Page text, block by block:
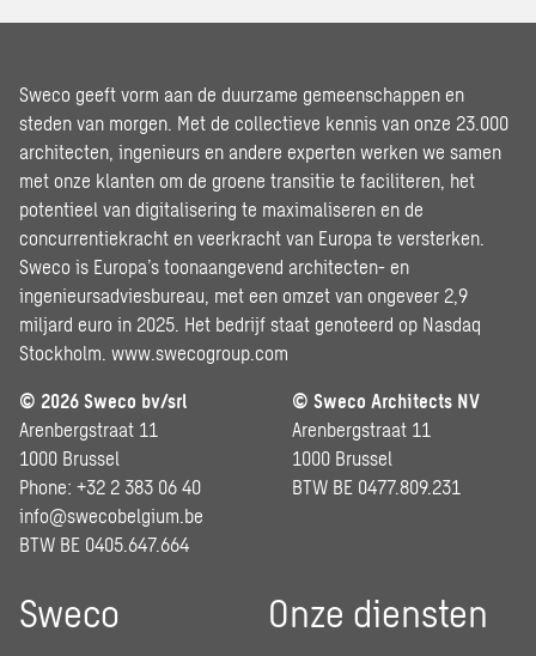
Sweco geeft vorm aan de duurzame gemeenschappen en
steden van morgen. Met de collectieve kennis van onze 23.000
architecten, ingenieurs en andere experten werken we samen
met onze klanten om de groene transitie te faciliteren, het
potentieel van digitalisering te maximaliseren en de
concurrentiekracht en veerkracht van Europa te versterken.
Sweco is Europa’s toonaangevend architecten- en
ingenieursadviesbureau, met een omzet van ongeveer 2,9
miljard euro in 2025. Het bedrijf staat genoteerd op Nasdaq
Stockholm. www.swecogroup.com
© 2026 Sweco bv/srl
Arenbergstraat 11
1000 Brussel
Phone: +32 2 383 06 40
info@swecobelgium.be
BTW BE 0405.647.664
© Sweco Architects NV
Arenbergstraat 11
1000 Brussel
BTW BE 0477.809.231
Sweco Onze diensten